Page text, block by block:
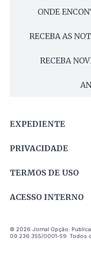
ONDE
RECEBA AS
RECEBA
EXPEDIENTE
PRIVACIDADE
TERMOS DE USO
ACESSO INTERNO
© 2026 Jornal Opção.
09.236.355/0001-59. Todos